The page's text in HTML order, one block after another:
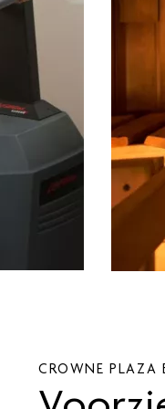
CROWNE PLAZA